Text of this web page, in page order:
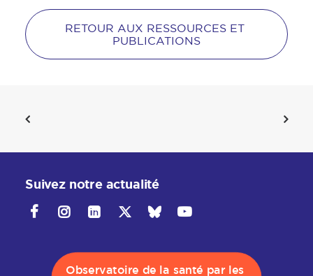
RETOUR AUX RESSOURCES ET
PUBLICATIONS
Suivez notre actualité
Observatoire de la santé par les